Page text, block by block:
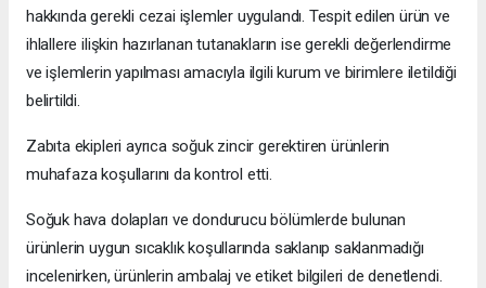
hakkında gerekli cezai işlemler uygulandı. Tespit edilen ürün ve
ihlallere ilişkin hazırlanan tutanakların ise gerekli değerlendirme
ve işlemlerin yapılması amacıyla ilgili kurum ve birimlere iletildiği
belirtildi.
Zabıta ekipleri ayrıca soğuk zincir gerektiren ürünlerin
muhafaza koşullarını da kontrol etti.
Soğuk hava dolapları ve dondurucu bölümlerde bulunan
ürünlerin uygun sıcaklık koşullarında saklanıp saklanmadığı
incelenirken, ürünlerin ambalaj ve etiket bilgileri de denetlendi.